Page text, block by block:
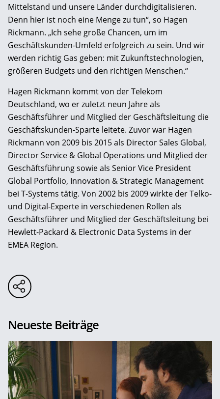
Mittelstand und unsere Länder durchdigitalisieren.
Denn hier ist noch eine Menge zu tun“, so Hagen
Rickmann. „Ich sehe große Chancen, um im
Geschäftskunden-Umfeld erfolgreich zu sein. Und wir
werden richtig Gas geben: mit Zukunftstechnologien,
größeren Budgets und den richtigen Menschen.“
Hagen Rickmann kommt von der Telekom
Deutschland, wo er zuletzt neun Jahre als
Geschäftsführer und Mitglied der Geschäftsleitung die
Geschäftskunden-Sparte leitete. Zuvor war Hagen
Rickmann von 2009 bis 2015 als Director Sales Global,
Director Service & Global Operations und Mitglied der
Geschäftsführung sowie als Senior Vice President
Global Portfolio, Innovation & Strategic Management
bei T-Systems tätig. Von 2002 bis 2009 wirkte der Telko-
und Digital-Experte in verschiedenen Rollen als
Geschäftsführer und Mitglied der Geschäftsleitung bei
Hewlett-Packard & Electronic Data Systems in der
EMEA Region.
Neueste Beiträge